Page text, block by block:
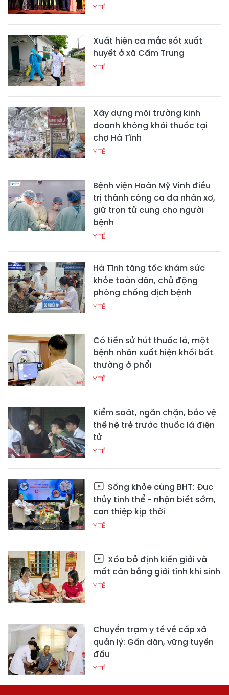
Y TẾ
Xuất hiện ca mắc sốt xuất
huyết ở xã Cẩm Trung
Y TẾ
Xây dựng môi trường kinh
doanh không khói thuốc tại
chợ Hà Tĩnh
Y TẾ
Bệnh viện Hoàn Mỹ Vinh điều
trị thành công ca đa nhân xơ,
giữ trọn tử cung cho người
bệnh
Y TẾ
Hà Tĩnh tăng tốc khám sức
khỏe toàn dân, chủ động
phòng chống dịch bệnh
Y TẾ
Có tiền sử hút thuốc lá, một
bệnh nhân xuất hiện khối bất
thường ở phổi
Y TẾ
Kiểm soát, ngăn chặn, bảo vệ
thế hệ trẻ trước thuốc lá điện
tử
Y TẾ
Sống khỏe cùng BHT: Đục
thủy tinh thể - nhận biết sớm,
can thiệp kịp thời
Y TẾ
Xóa bỏ định kiến giới và
mất cân bằng giới tính khi sinh
Y TẾ
Chuyển trạm y tế về cấp xã
quản lý: Gần dân, vững tuyến
đầu
Y TẾ